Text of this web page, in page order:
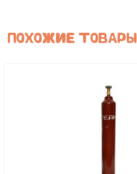
ПОХОЖИЕ ТОВАРЫ